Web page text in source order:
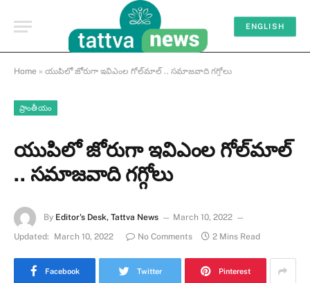
ENGLISH
Home » యుపిలో జోరుగా ఇవిఎంల గోల్‌మాల్ .. సమాజవాది గగ్గోలు
ప్రాంతీయం
యుపిలో జోరుగా ఇవిఎంల గోల్‌మాల్
.. సమాజవాది గగ్గోలు
By Editor's Desk, Tattva News
March 10, 2022
Updated:
March 10, 2022 No Comments 2 Mins Read
Facebook Twitter Pinterest